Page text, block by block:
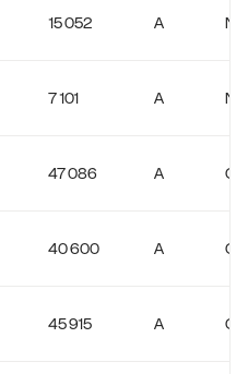
15 052 A
7 101 A
47 086 A Oui
40 600 A Oui
45 915 A Oui